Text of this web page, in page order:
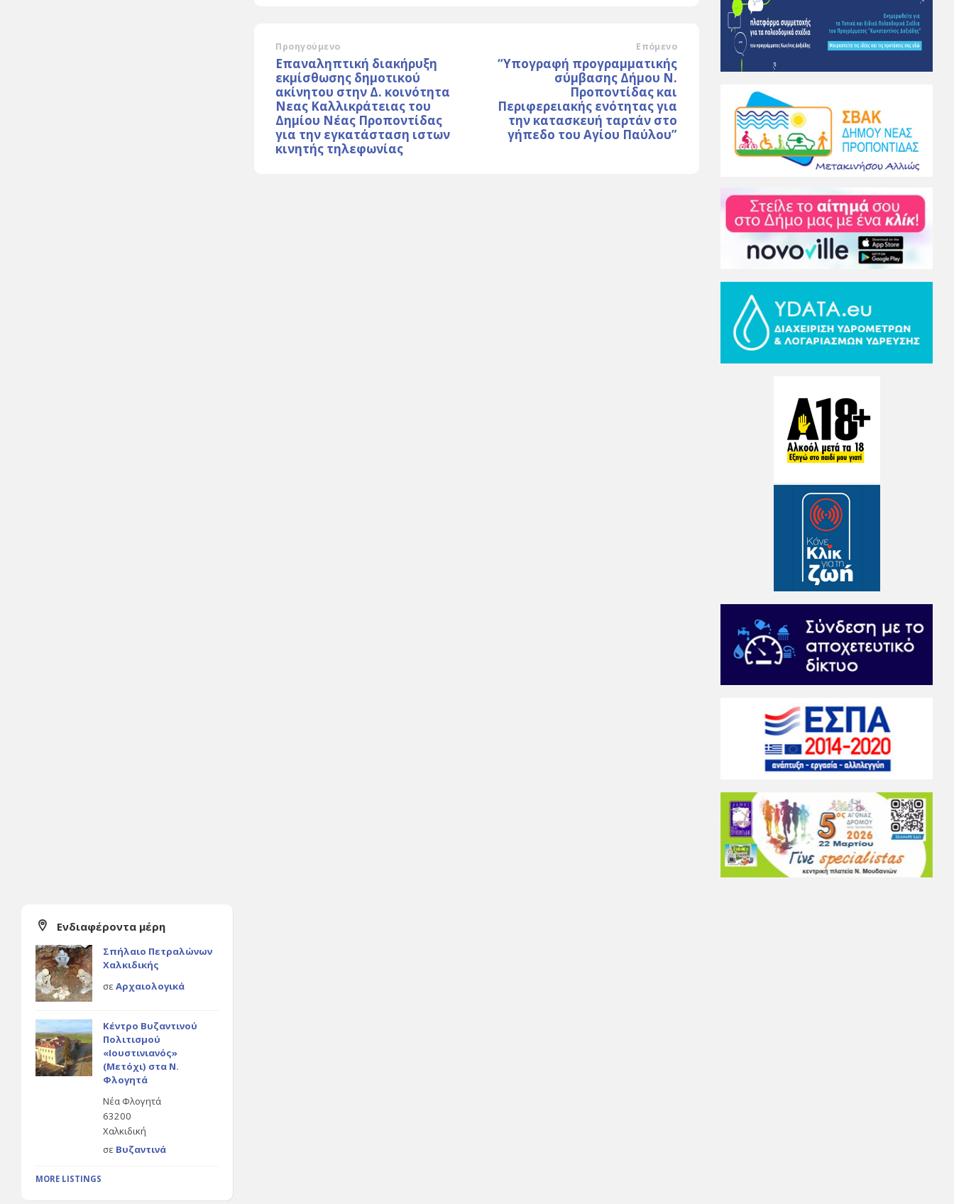
Προηγούμενο
Επαναληπτική διακήρυξη
εκμίσθωσης δημοτικού
ακίνητου στην Δ. κοινότητα
Νεας Καλλικράτειας του
Δημίου Νέας Προποντίδας
για την εγκατάσταση ιστων
κινητής τηλεφωνίας
Επόμενο
“Υπογραφή προγραμματικής
σύμβασης Δήμου Ν.
Προποντίδας και
Περιφερειακής ενότητας για
την κατασκευή ταρτάν στο
γήπεδο του Αγίου Παύλου”
Ενδιαφέροντα μέρη
Σπήλαιο Πετραλώνων
Χαλκιδικής
σε Αρχαιολογικά
Κέντρο Βυζαντινού
Πολιτισμού
«Ιουστινιανός»
(Μετόχι) στα Ν.
Φλογητά
Νέα Φλογητά
63200
Χαλκιδική
σε Βυζαντινά
MORE LISTINGS